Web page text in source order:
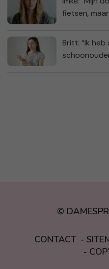
fietsen,
Britt: “Ik
©
CONTACT